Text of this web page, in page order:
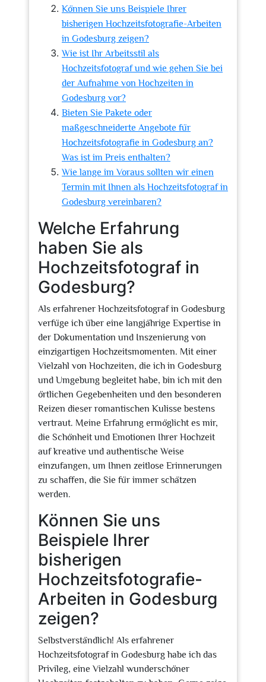
Können Sie uns Beispiele Ihrer
bisherigen Hochzeitsfotografie-Arbeiten
in Godesburg zeigen?
Wie ist Ihr Arbeitsstil als
Hochzeitsfotograf und wie gehen Sie bei
der Aufnahme von Hochzeiten in
Godesburg vor?
Bieten Sie Pakete oder
maßgeschneiderte Angebote für
Hochzeitsfotografie in Godesburg an?
Was ist im Preis enthalten?
Wie lange im Voraus sollten wir einen
Termin mit Ihnen als Hochzeitsfotograf in
Godesburg vereinbaren?
Welche Erfahrung
haben Sie als
Hochzeitsfotograf in
Godesburg?
Als erfahrener Hochzeitsfotograf in Godesburg
verfüge ich über eine langjährige Expertise in
der Dokumentation und Inszenierung von
einzigartigen Hochzeitsmomenten. Mit einer
Vielzahl von Hochzeiten, die ich in Godesburg
und Umgebung begleitet habe, bin ich mit den
örtlichen Gegebenheiten und den besonderen
Reizen dieser romantischen Kulisse bestens
vertraut. Meine Erfahrung ermöglicht es mir,
die Schönheit und Emotionen Ihrer Hochzeit
auf kreative und authentische Weise
einzufangen, um Ihnen zeitlose Erinnerungen
zu schaffen, die Sie für immer schätzen
werden.
Können Sie uns
Beispiele Ihrer
bisherigen
Hochzeitsfotografie-
Arbeiten in Godesburg
zeigen?
Selbstverständlich! Als erfahrener
Hochzeitsfotograf in Godesburg habe ich das
Privileg, eine Vielzahl wunderschöner